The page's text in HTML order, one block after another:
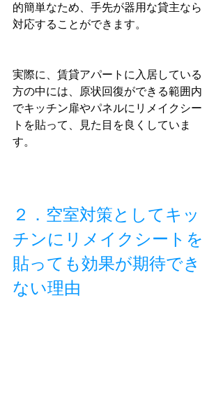
的簡単なため、手先が器用な貸主なら
対応することができます。
実際に、賃貸アパートに入居している
方の中には、原状回復ができる範囲内
でキッチン扉やパネルにリメイクシー
トを貼って、見た目を良くしていま
す。
２．空室対策としてキッ
チンにリメイクシートを
貼っても効果が期待でき
ない理由